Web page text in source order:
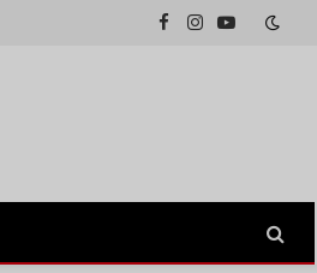
Facebook
InstagramYouTube